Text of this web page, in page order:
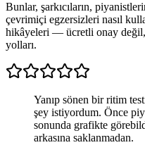
Bunlar, şarkıcıların,
çevrimiçi egzersizleri nasıl
hikâyeleri — ücretli onay değil,
yolları.
Yanıp sönen bir ritim
şey istiyordum. Önce
sonunda grafikte
arkasına saklanmadan.